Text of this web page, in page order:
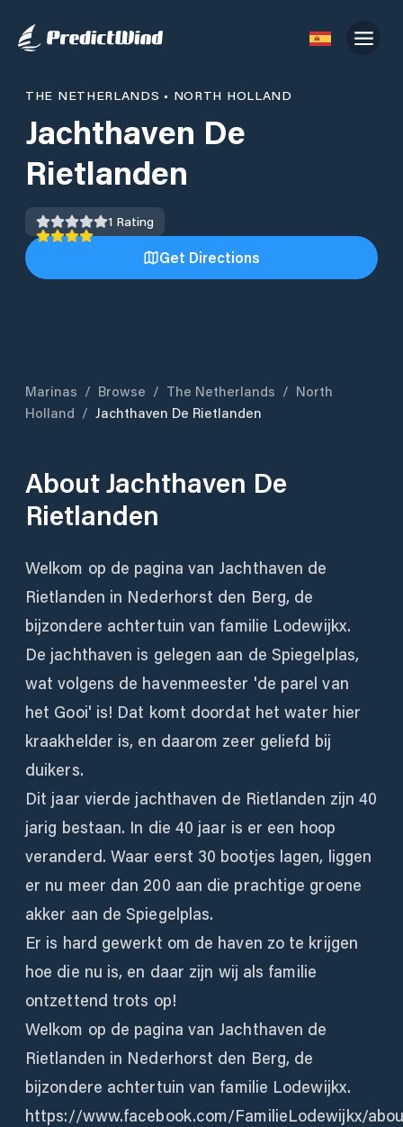
THE NETHERLANDS • NORTH HOLLAND
Jachthaven De
Rietlanden
1 Rating
Get Directions
Marinas / Browse / The Netherlands / North
Holland / Jachthaven De Rietlanden
AboutJachthaven De
Rietlanden
Welkom op de pagina van Jachthaven de
Rietlanden in Nederhorst den Berg, de
bijzondere achtertuin van familie Lodewijkx.
De jachthaven is gelegen aan de Spiegelplas,
wat volgens de havenmeester 'de parel van
het Gooi' is! Dat komt doordat het water hier
kraakhelder is, en daarom zeer geliefd bij
duikers.
Dit jaar vierde jachthaven de Rietlanden zijn 40
jarig bestaan. In die 40 jaar is er een hoop
veranderd. Waar eerst 30 bootjes lagen, liggen
er nu meer dan 200 aan die prachtige groene
akker aan de Spiegelplas.
Er is hard gewerkt om de haven zo te krijgen
hoe die nu is, en daar zijn wij als familie
ontzettend trots op!
Welkom op de pagina van Jachthaven de
Rietlanden in Nederhorst den Berg, de
bijzondere achtertuin van familie Lodewijkx.
https://www.facebook.com/FamilieLodewijkx/